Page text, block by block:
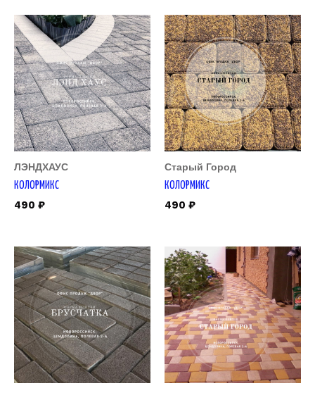
ЛЭНДХАУС
КОЛОРМИКС
490 ₽
Старый Город
КОЛОРМИКС
490 ₽